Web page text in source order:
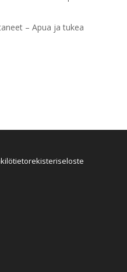
– Apua ja tukea